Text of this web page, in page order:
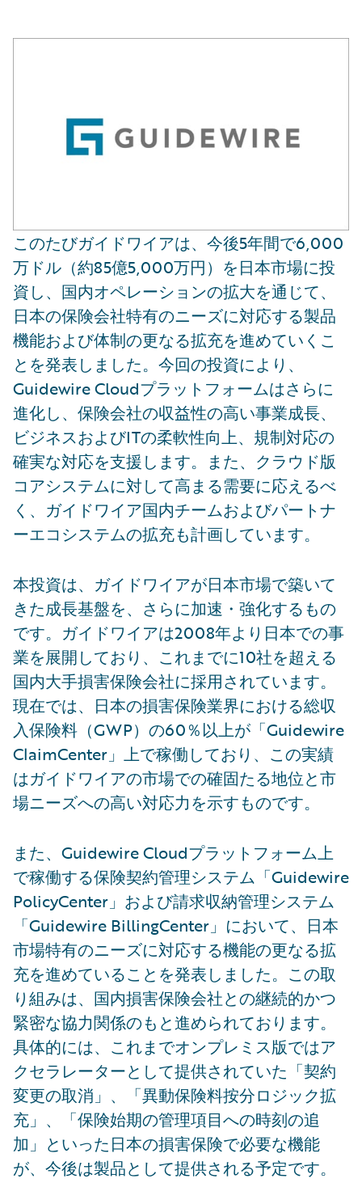
このたびガイドワイアは、今後5年間で6,000
万ドル（約85億5,000万円）を日本市場に投
資し、国内オペレーションの拡大を通じて、
日本の保険会社特有のニーズに対応する製品
機能および体制の更なる拡充を進めていくこ
とを発表しました。今回の投資により、
Guidewire Cloudプラットフォームはさらに
進化し、保険会社の収益性の高い事業成長、
ビジネスおよびITの柔軟性向上、規制対応の
確実な対応を支援します。また、クラウド版
コアシステムに対して高まる需要に応えるべ
く、ガイドワイア国内チームおよびパートナ
ーエコシステムの拡充も計画しています。
本投資は、ガイドワイアが日本市場で築いて
きた成長基盤を、さらに加速・強化するもの
です。ガイドワイアは2008年より日本での事
業を展開しており、これまでに10社を超える
国内大手損害保険会社に採用されています。
現在では、日本の損害保険業界における総収
入保険料（GWP）の60％以上が「Guidewire
ClaimCenter」上で稼働しており、この実績
はガイドワイアの市場での確固たる地位と市
場ニーズへの高い対応力を示すものです。
また、Guidewire Cloudプラットフォーム上
で稼働する保険契約管理システム「Guidewire
PolicyCenter」および請求収納管理システム
「Guidewire BillingCenter」において、日本
市場特有のニーズに対応する機能の更なる拡
充を進めていることを発表しました。この取
り組みは、国内損害保険会社との継続的かつ
緊密な協力関係のもと進められております。
具体的には、これまでオンプレミス版ではア
クセラレーターとして提供されていた「契約
変更の取消」、「異動保険料按分ロジック拡
充」、「保険始期の管理項目への時刻の追
加」といった日本の損害保険で必要な機能
が、今後は製品として提供される予定です。